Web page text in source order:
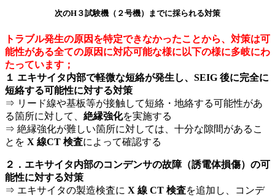
次のH３試験機（２号機）までに採られる対策
トラブル発生の原因を特定できなかったことから、対策は可
能性がある全ての原因に対応可能な様に以下の様に多岐にわ
たっています；
１ エキサイタ内部で軽微な短絡が発生し、SEIG 後に完全に
短絡する可能性に対する対策
⇒ リード線や基板等が接触して短絡・地絡する可能性があ
る箇所に対して、 絶縁強化を実施する
⇒ 絶縁強化が難しい箇所に対しては、十分な隙間があるこ
とを X 線CT 検査によって確認する
２．エキサイタ内部のコンデンサの故障（誘電体損傷）の可
能性に対する対策
⇒ エキサイタの製造検査に X 線 CT 検査を追加し、コンデ